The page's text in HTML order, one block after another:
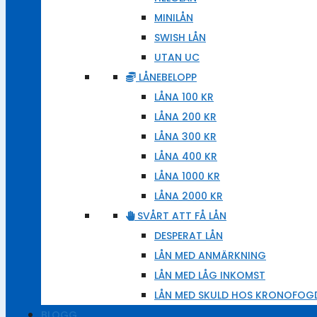
MINILÅN
SWISH LÅN
UTAN UC
LÅNEBELOPP
LÅNA 100 KR
LÅNA 200 KR
LÅNA 300 KR
LÅNA 400 KR
LÅNA 1000 KR
LÅNA 2000 KR
SVÅRT ATT FÅ LÅN
DESPERAT LÅN
LÅN MED ANMÄRKNING
LÅN MED LÅG INKOMST
LÅN MED SKULD HOS